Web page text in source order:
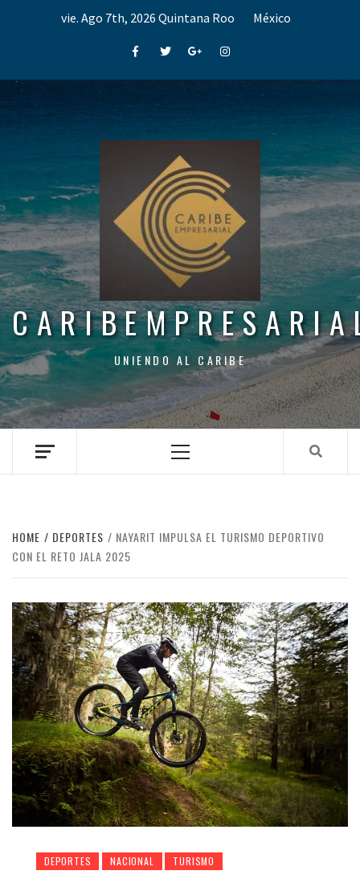
vie. Ago 7th, 2026 Quintana Roo México
FacebookTwitterGoogle+Instagram
UNIENDO AL CARIBE
Menu
HOME DEPORTES
NAYARIT IMPULSA EL TURISMO DEPORTIVO
CON EL RETO JALA 2025
DEPORTES NACIONAL TURISMO